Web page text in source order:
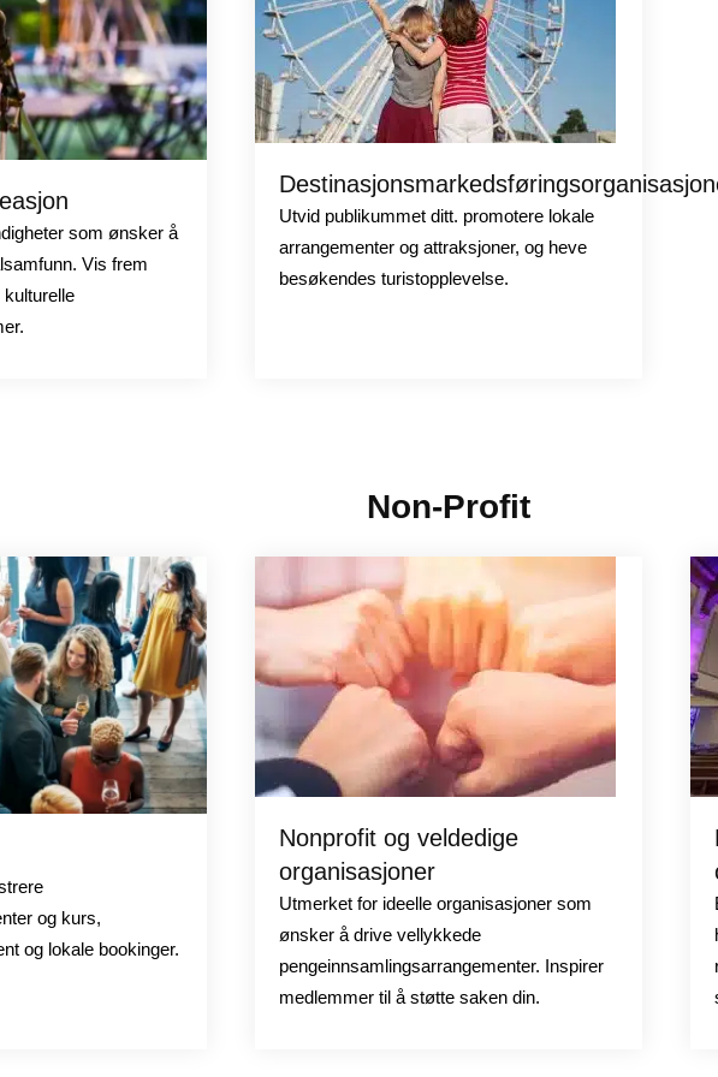
som ønsker å
Vis frem
kulturelle
Utvid publikummet ditt. promotere lokale
arrangementer og attraksjoner, og heve
besøkendes turistopplevelse.
Non-Profit
og kurs,
og lokale bookinger.
Nonprofit og veldedige
organisasjoner
Utmerket for ideelle organisasjoner som
ønsker å drive vellykkede
pengeinnsamlingsarrangementer. Inspirer
medlemmer til å støtte saken din.